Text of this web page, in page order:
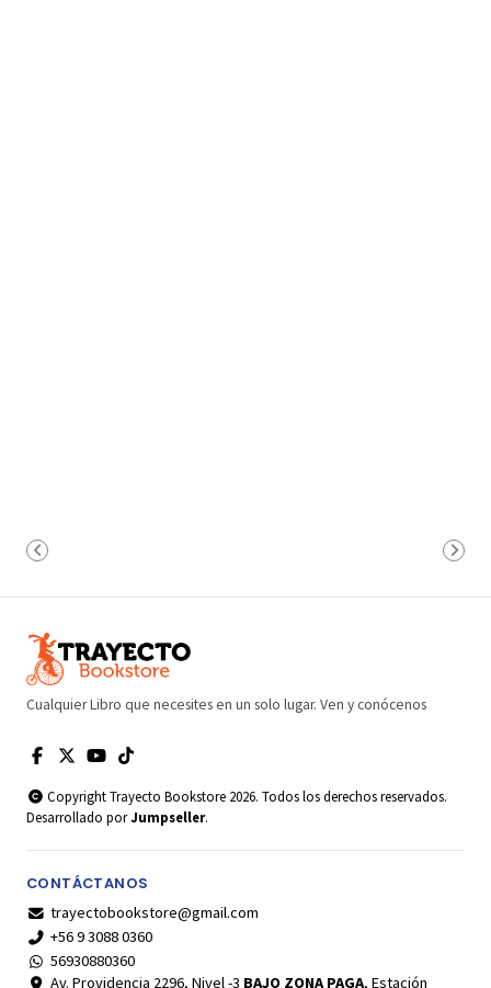
Cualquier Libro que necesites en un solo lugar. Ven y conócenos
Copyright Trayecto Bookstore 2026. Todos los derechos reservados.
Desarrollado porJumpseller.
CONTÁCTANOS
trayectobookstore@gmail.com
+56 9 3088 0360
56930880360
Av. Providencia 2296, Nivel -3 BAJO ZONA PAGA, Estación